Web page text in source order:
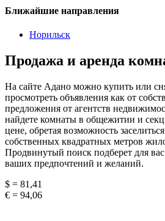
Ближайшие направления
Норильск
Продажа и аренда
На сайте Адано можно купить или
просмотреть объявления как от
предложения от агентств
найдете комнаты в общежитии и
цене, обретая возможность
собственных квадратных метров
Продвинутый поиск подберет для
ваших предпочтений и желаний.
$ = 81,41
€ = 94,06